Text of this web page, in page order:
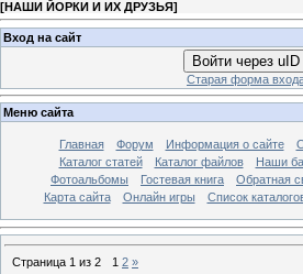
[НАШИ ЙОРКИ И ИХ ДРУЗЬЯ]
Вход на сайт
Войти через uID
Старая форма
Меню сайта
Главная Форум Информация о сайте
Каталог статей
Каталог файлов Наши
Фотоальбомы
Гостевая книга Обратная
Карта сайта
Онлайн игры Список
Страница 1 из 2 1 2 »